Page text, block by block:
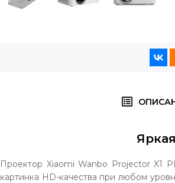
Проектор Xiaomi Wanbo Projector X1
картинка HD-качества при любом